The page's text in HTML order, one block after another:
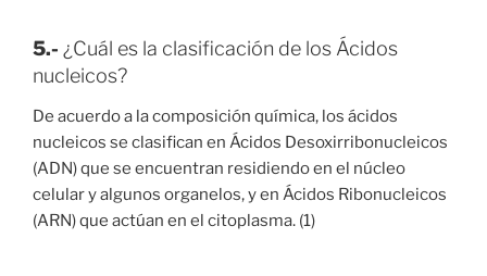
5.- ¿Cuál es la clasificación de los Ácidos
nucleicos?
De acuerdo a la composición química, los ácidos
nucleicos se clasifican en Ácidos Desoxirribonucleicos
(ADN) que se encuentran residiendo en el núcleo
celular y algunos organelos, y en Ácidos Ribonucleicos
(ARN) que actúan en el citoplasma. (1)